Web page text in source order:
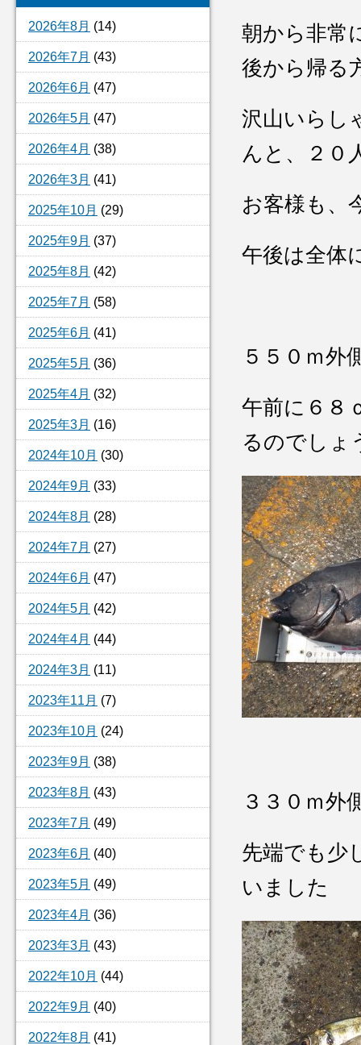
2026年8月 (14)
2026年7月 (43)
2026年6月 (47)
2026年5月 (47)
2026年4月 (38)
2026年3月 (41)
2025年10月 (29)
2025年9月 (37)
2025年8月 (42)
2025年7月 (58)
2025年6月 (41)
2025年5月 (36)
2025年4月 (32)
2025年3月 (16)
2024年10月 (30)
2024年9月 (33)
2024年8月 (28)
2024年7月 (27)
2024年6月 (47)
2024年5月 (42)
2024年4月 (44)
2024年3月 (11)
2023年11月 (7)
2023年10月 (24)
2023年9月 (38)
2023年8月 (43)
2023年7月 (49)
2023年6月 (40)
2023年5月 (49)
2023年4月 (36)
2023年3月 (43)
2022年10月 (44)
2022年9月 (40)
2022年8月 (41)
朝から非常
後から帰る
沢山いらし
んと、２０
お客様も、
午後は全体
５５０ｍ
午前に６８
るのでしょ
３３０ｍ
先端でも少
いました